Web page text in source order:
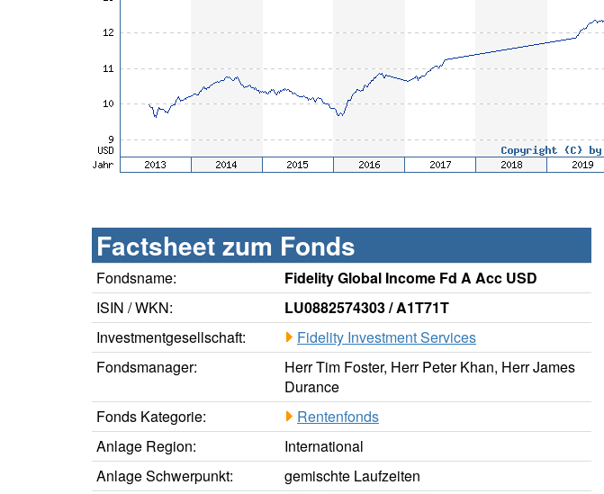
Factsheet zum Fonds
Fondsname:
Fidelity Global Income Fd A Acc USD
ISIN / WKN:
LU0882574303 / A1T71T
Investmentgesellschaft:
Fidelity Investment Services
Fondsmanager:
Herr Tim Foster, Herr Peter Khan, Herr James
Durance
Fonds Kategorie:
Rentenfonds
Anlage Region:
International
Anlage Schwerpunkt:
gemischte Laufzeiten